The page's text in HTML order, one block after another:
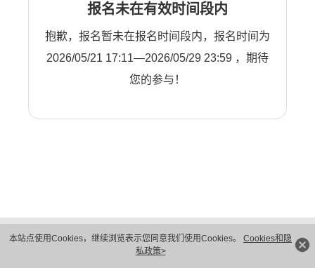
本站点使用Cookies，继续浏览表示您同意我们使用Cookies。 Cookies和隐
私政策>
报名未在有效时间段内
抱歉，报名暂未在报名时间段内，报名时间为
2026/05/21 17:11—2026/05/29 23:59 ，期待
您的参与！
隐私保护
法律声明